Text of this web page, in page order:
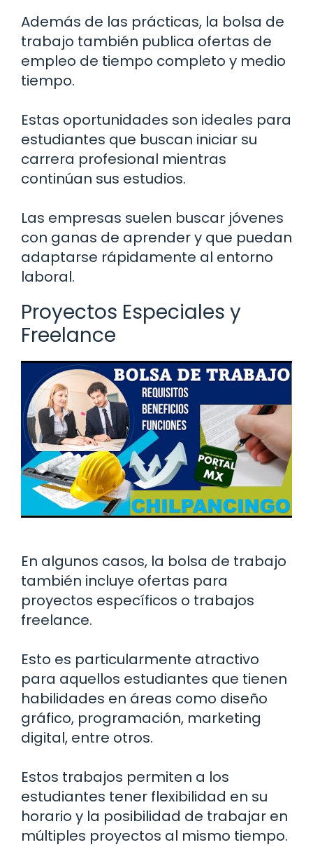
Además de las prácticas, la bolsa de
trabajo también publica ofertas de
empleo de tiempo completo y medio
tiempo.
Estas oportunidades son ideales para
estudiantes que buscan iniciar su
carrera profesional mientras
continúan sus estudios.
Las empresas suelen buscar jóvenes
con ganas de aprender y que puedan
adaptarse rápidamente al entorno
laboral.
Proyectos Especiales y
Freelance
En algunos casos, la bolsa de trabajo
también incluye ofertas para
proyectos específicos o trabajos
freelance.
Esto es particularmente atractivo
para aquellos estudiantes que tienen
habilidades en áreas como diseño
gráfico, programación, marketing
digital, entre otros.
Estos trabajos permiten a los
estudiantes tener flexibilidad en su
horario y la posibilidad de trabajar en
múltiples proyectos al mismo tiempo.